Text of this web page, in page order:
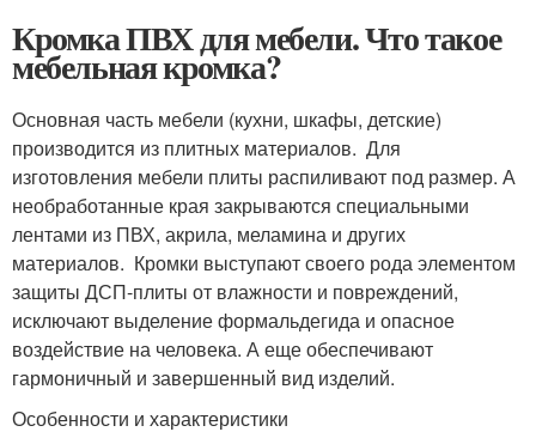
Кромка ПВХ для мебели. Что такое
мебельная кромка?
Основная часть мебели (кухни, шкафы, детские)
производится из плитных материалов. Для
изготовления мебели плиты распиливают под размер. А
необработанные края закрываются специальными
лентами из ПВХ, акрила, меламина и других
материалов. Кромки выступают своего рода элементом
защиты ДСП-плиты от влажности и повреждений,
исключают выделение формальдегида и опасное
воздействие на человека. А еще обеспечивают
гармоничный и завершенный вид изделий.
Особенности и характеристики